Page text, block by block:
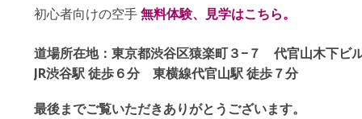
初心者向けの空手無料体験、見学はこちら。
道場所在地：東京都渋谷区猿楽町３−７ 代官山木下ビ
JR渋谷駅 徒歩６分 東横線代官山駅 徒歩７分
最後までご覧いただきありがとうございます。